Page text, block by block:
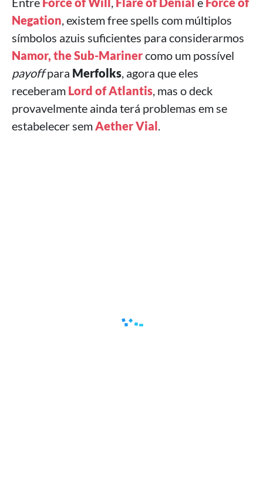
Negation, existem free spells com múltiplos
símbolos azuis suficientes para considerarmos
Namor, the Sub-Marinercomo um possível
payoffpara Merfolks, agora que eles
receberam Lord of Atlantis, mas o deck
provavelmente ainda terá problemas em se
estabelecer semAether Vial.